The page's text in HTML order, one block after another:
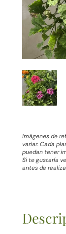
Imágenes de
variar. Cada
puedan tener
Si te gustaría
antes de